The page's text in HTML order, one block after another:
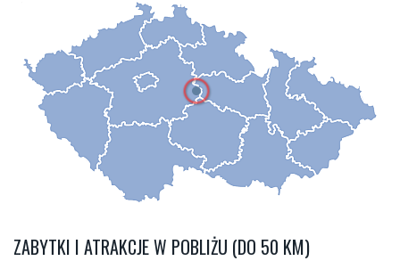
ZABYTKI I ATRAKCJE W POBLIŻU (DO 50 KM)